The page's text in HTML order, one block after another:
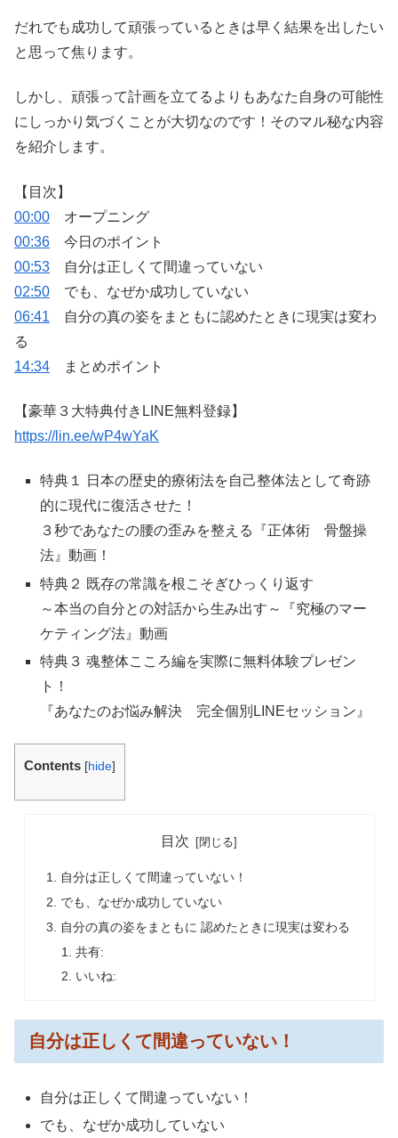
だれでも成功して頑張っているときは早く結果を出したい
と思って焦ります。
しかし、頑張って計画を立てるよりもあなた自身の可能性
にしっかり気づくことが大切なのです！そのマル秘な内容
を紹介します。
【目次】
00:00 オープニング
00:36 今日のポイント
00:53 自分は正しくて間違っていない
02:50 でも、なぜか成功していない
06:41 自分の真の姿をまともに認めたときに現実は変わ
る
14:34 まとめポイント
【豪華３大特典付きLINE無料登録】
https://lin.ee/wP4wYaK
特典１ 日本の歴史的療術法を自己整体法として奇跡
的に現代に復活させた！
３秒であなたの腰の歪みを整える『正体術 骨盤操
法』動画！
特典２ 既存の常識を根こそぎひっくり返す
～本当の自分との対話から生み出す～『究極のマー
ケティング法』動画
特典３ 魂整体こころ編を実際に無料体験プレゼン
ト！
『あなたのお悩み解決 完全個別LINEセッション』
Contents [hide]
目次
自分は正しくて間違っていない！
でも、なぜか成功していない
自分の真の姿をまともに 認めたときに現実は変わる
共有:
いいね:
自分は正しくて間違っていない！
自分は正しくて間違っていない！
でも、なぜか成功していない